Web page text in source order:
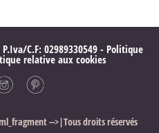
C.F: 02989330549 - Politique
relative aux cookies
-->|Tous droits réservés